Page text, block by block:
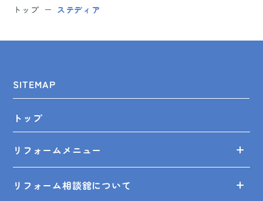
トップ ステディア
SITEMAP
トップ
リフォームメニュー
リフォーム相談舘について